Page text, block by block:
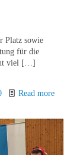
Platz sowie
für die
viel […]
Read more